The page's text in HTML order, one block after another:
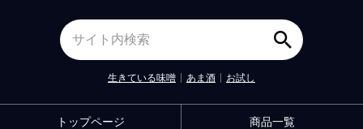
生きている味噌 あま酒 お試し
トップページ 商品一覧